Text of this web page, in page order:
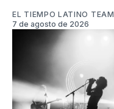
EL TIEMPO LATINO TEAM
7 de agosto de 2026